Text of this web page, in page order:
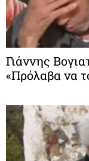
Γιάννης
«Πρόλαβα να